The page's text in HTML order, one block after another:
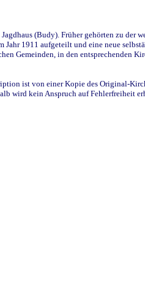
(Budy). Früher gehörten zu der
1911 aufgeteilt und eine neue
Gemeinden, in den entsprechenden
ist von einer Kopie des Original-
wird kein Anspruch auf Fehlerfreiheit